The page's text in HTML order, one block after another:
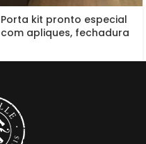
Porta kit pronto especial
com apliques, fechadura
branco acetinado